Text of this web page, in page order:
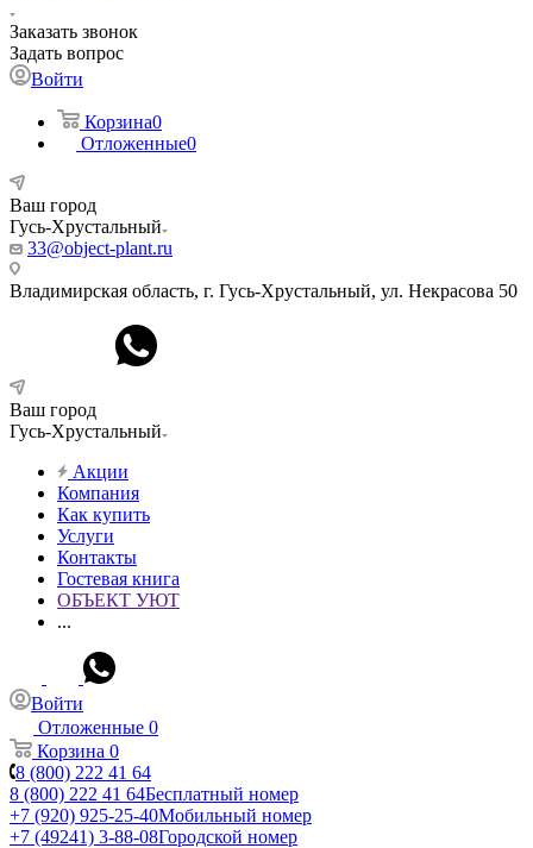
Заказать звонок
Задать вопрос
Войти
Корзина0
Отложенные0
Ваш город
Гусь-Хрустальный
33@object-plant.ru
Владимирская область, г. Гусь-Хрустальный, ул. Некрасова 50
Ваш город
Гусь-Хрустальный
Акции
Компания
Как купить
Услуги
Контакты
Гостевая книга
ОБЪЕКТ УЮТ
...
Войти
Отложенные 0
Корзина 0
8 (800) 222 41 64
8 (800) 222 41 64Бесплатный номер
+7 (920) 925-25-40Мобильный номер
+7 (49241) 3-88-08Городской номер